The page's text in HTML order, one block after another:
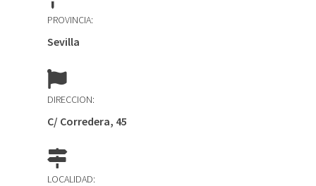
PROVINCIA:
Sevilla
DIRECCION:
C/ Corredera, 45
LOCALIDAD: